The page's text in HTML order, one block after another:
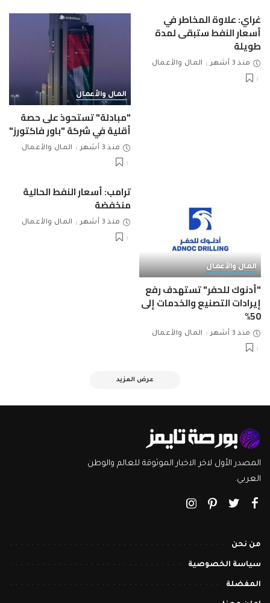
غراي: علاوة المخاطر في
أسعار النفط ستبقى لمدة
طويلة
منذ 3 أشهر المال والأعمال
المال والأعمال
"مبادلة" تستحوذ على حصة
أقلية في شركة "باور فاكتورز"
منذ 3 أشهر المال والأعمال
المال والأعمال
"أدنوك للحفر" تستهدف رفع
إيرادات التصنيع والخدمات إلى
50%
منذ 3 أشهر المال والأعمال
ترامب: أسعار النفط الحالية
منخفضة
منذ 3 أشهر المال والأعمال
عرض المزيد
المصدر الأول لاخر الاخبار الموثوقة للعالم والوطن
العربي.
من نحن
سياسة الخصوصية
المفضلة